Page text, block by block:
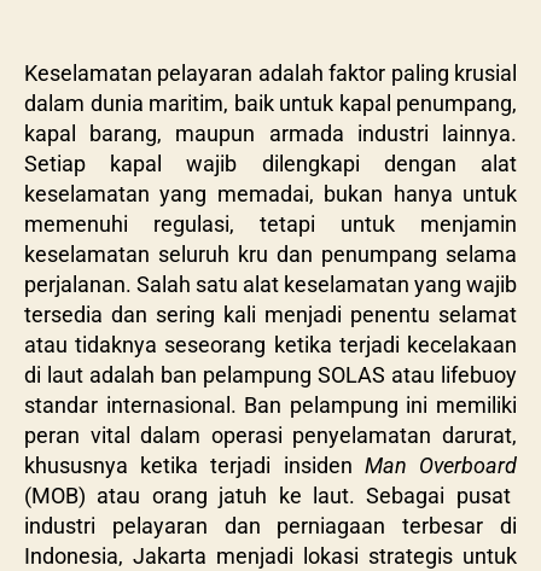
Keselamatan pelayaran adalah faktor paling krusial
dalam dunia maritim, baik untuk kapal penumpang,
kapal barang, maupun armada industri lainnya.
Setiap kapal wajib dilengkapi dengan alat
keselamatan yang memadai, bukan hanya untuk
memenuhi regulasi, tetapi untuk menjamin
keselamatan seluruh kru dan penumpang selama
perjalanan. Salah satu alat keselamatan yang wajib
tersedia dan sering kali menjadi penentu selamat
atau tidaknya seseorang ketika terjadi kecelakaan
di laut adalah ban pelampung SOLAS atau lifebuoy
standar internasional. Ban pelampung ini memiliki
peran vital dalam operasi penyelamatan darurat,
khususnya ketika terjadi insiden Man Overboard
(MOB) atau orang jatuh ke laut. Sebagai pusat
industri pelayaran dan perniagaan terbesar di
Indonesia, Jakarta menjadi lokasi strategis untuk